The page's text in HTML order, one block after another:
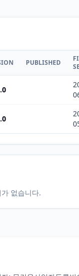
PUBLISHED
없습니다.